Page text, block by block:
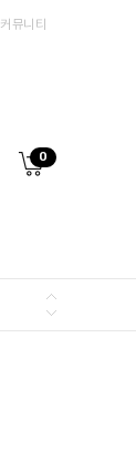
커뮤니티
0